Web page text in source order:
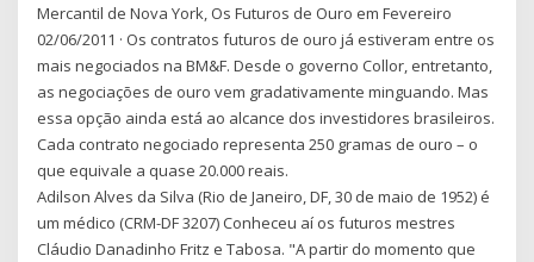
Mercantil de Nova York, Os Futuros de Ouro em Fevereiro
02/06/2011 · Os contratos futuros de ouro já estiveram entre os
mais negociados na BM&F. Desde o governo Collor, entretanto,
as negociações de ouro vem gradativamente minguando. Mas
essa opção ainda está ao alcance dos investidores brasileiros.
Cada contrato negociado representa 250 gramas de ouro – o
que equivale a quase 20.000 reais.
Adilson Alves da Silva (Rio de Janeiro, DF, 30 de maio de 1952) é
um médico (CRM-DF 3207) Conheceu aí os futuros mestres
Cláudio Danadinho Fritz e Tabosa. "A partir do momento que